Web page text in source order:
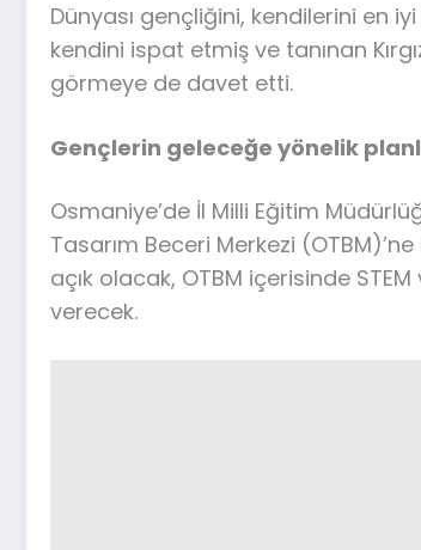
Dünyası gençliğini, kendilerini en
kendini ispat etmiş ve tanınan
görmeye de davet etti.
Gençlerin geleceğe yönelik
Osmaniye’de İl Milli Eğitim
Tasarım Beceri Merkezi
açık olacak, OTBM içerisinde
verecek.